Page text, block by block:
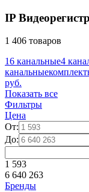
IP
1 406 товаров
16 канальные4
канальные
руб.
Показать все
Фильтры
Цена
От:
До:
1 593
6 640 263
Бренды